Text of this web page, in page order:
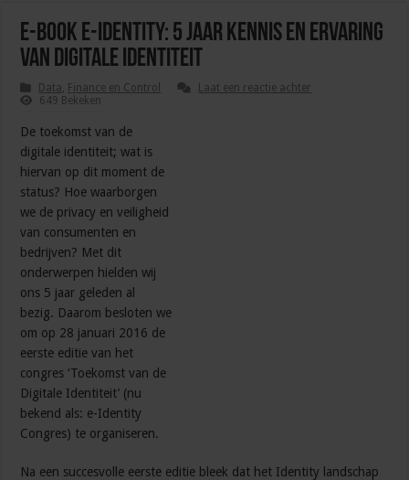
e-book e-Identity: 5 jaar kennis en ervaring
van digitale identiteit
Data, Finance en Control
Laat een reactie achter
649 Bekeken
De toekomst van de
digitale identiteit; wat is
hiervan op dit moment de
status? Hoe waarborgen
we de privacy en veiligheid
van consumenten en
bedrijven? Met dit
onderwerpen hielden wij
ons 5 jaar geleden al
bezig. Daarom besloten we
om op 28 januari 2016 de
eerste editie van het
congres ‘Toekomst van de
Digitale Identiteit’ (nu
bekend als: e-Identity
Congres) te organiseren.
Na een succesvolle eerste editie bleek dat het Identity landschap